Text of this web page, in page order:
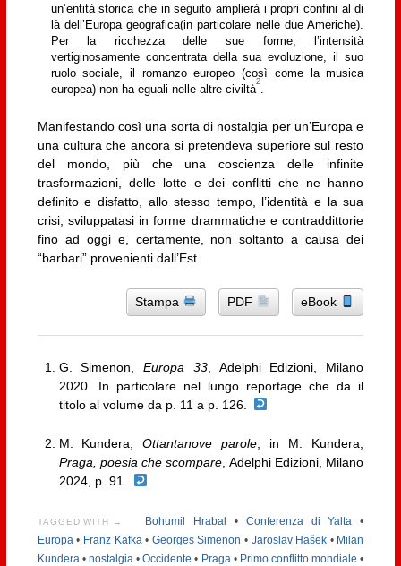
un’entità storica che in seguito amplierà i propri confini al di
là dell’Europa geografica(in particolare nelle due Americhe).
Per la ricchezza delle sue forme, l’intensità
vertiginosamente concentrata della sua evoluzione, il suo
ruolo sociale, il romanzo europeo (così come la musica
europea) non ha eguali nelle altre civiltà
2
.
Manifestando così una sorta di nostalgia per un’Europa e
una cultura che ancora si pretendeva superiore sul resto
del mondo, più che una coscienza delle infinite
trasformazioni, delle lotte e dei conflitti che ne hanno
definito e disfatto, allo stesso tempo, l’identità e la sua
crisi, sviluppatasi in forme drammatiche e contraddittorie
fino ad oggi e, certamente, non soltanto a causa dei
“barbari” provenienti dall’Est.
Stampa PDF eBook
G. Simenon,Europa 33, Adelphi Edizioni, Milano
2020. In particolare nel lungo reportage che da il
titolo al volume da p. 11 a p. 126.
M. Kundera,Ottantanove parole , in M. Kundera,
Praga, poesia che scompare , Adelphi Edizioni, Milano
2024, p. 91.
TAGGED WITH → Bohumil Hrabal • Conferenza di Yalta
•
Europa • Franz Kafka • Georges Simenon • Jaroslav Hašek • Milan
Kundera • nostalgia •Occidente • Praga • Primo conflitto mondiale •